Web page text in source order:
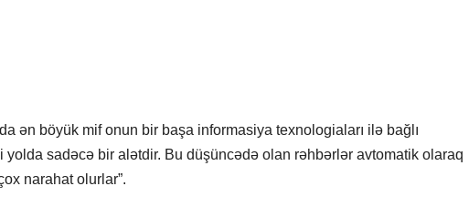
ən böyük mif onun bir başa informasiya texnologiaları ilə bağlı
yolda sadəcə bir alətdir. Bu düşüncədə olan rəhbərlər avtomatik olaraq
narahat olurlar”.